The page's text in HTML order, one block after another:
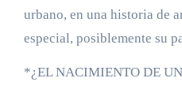
urbano, en una historia de
especial, posiblemente su
*¿EL NACIMIENTO DE